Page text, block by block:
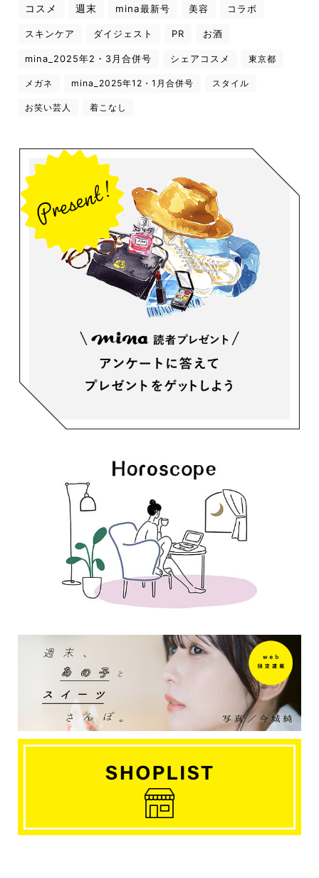
コスメ 週末 mina最新号 美容 コラボ
スキンケア ダイジェスト PR お酒
mina_2025年2・3月合併号 シェアコスメ 東京都
メガネ mina_2025年12・1月合併号 スタイル
お笑い芸人 着こなし